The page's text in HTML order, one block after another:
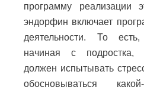
программу реализации
эндорфин включает
деятельности. То
начиная с подростка,
должен испытывать
обосновываться